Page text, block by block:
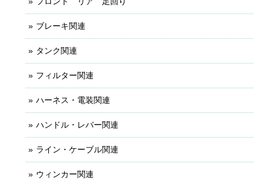
ブレーキ関連
タンク関連
フィルター関連
ハーネス・電装関連
ハンドル・レバー関連
ライン・ケーブル関連
ウィンカー関連